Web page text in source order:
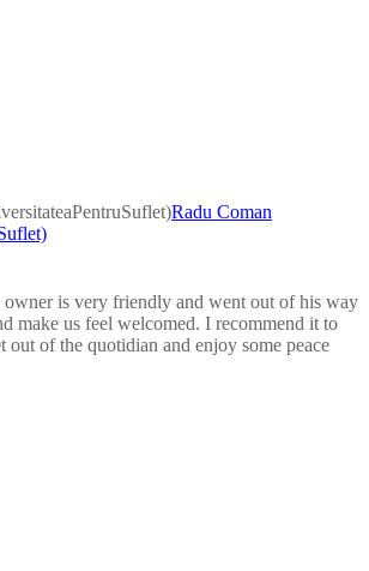
Radu Coman
is very friendly and went out of his way
make us feel welcomed. I recommend it to
out of the quotidian and enjoy some peace